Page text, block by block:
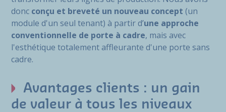
donc conçu et breveté un nouveau concept (un
module d'un seul tenant) à partir d’une approche
conventionnelle de porte à cadre, mais avec
l'esthétique totalement affleurante d'une porte sans
cadre.
Avantages clients : un gain
de valeur à tous les niveaux